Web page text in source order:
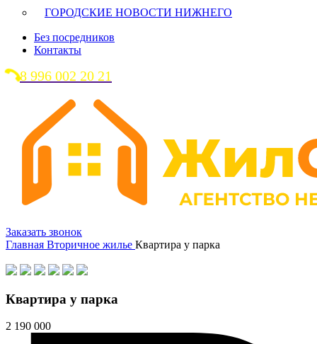
ГОРОДСКИЕ НОВОСТИ НИЖНЕГО
Без посредников
Контакты
8 996 002 20 21
Заказать звонок
Главная Вторичное жилье Квартира у парка
Квартира у парка
2 190 000